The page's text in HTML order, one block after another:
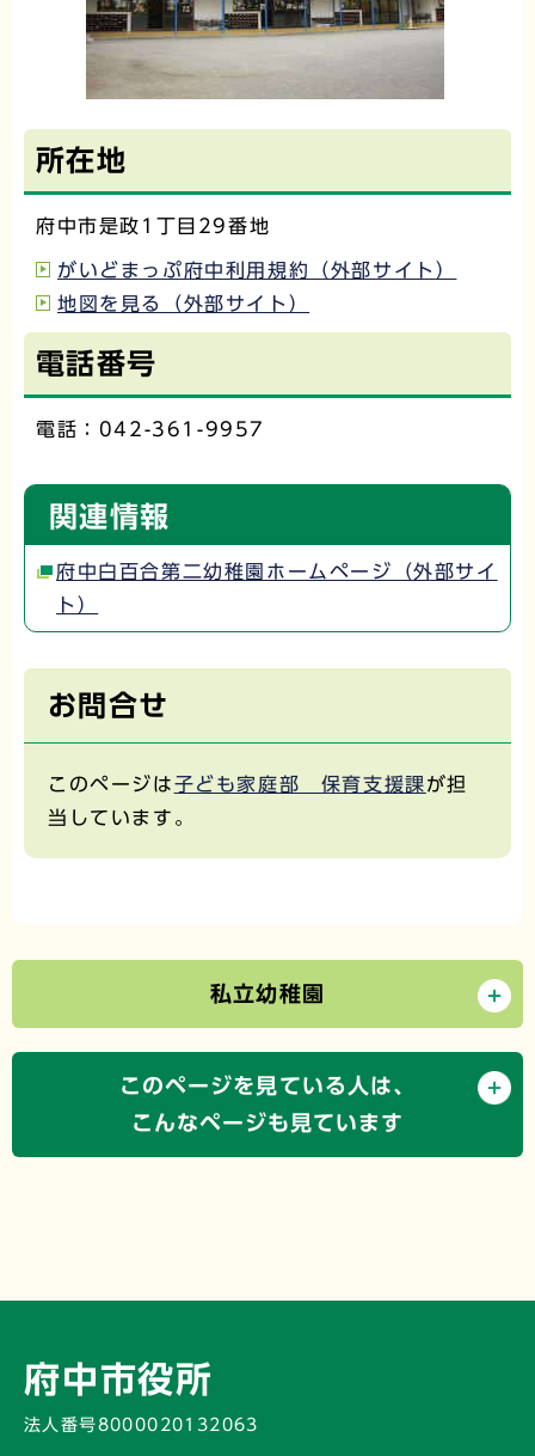
所在地
府中市是政1丁目29番地
がいどまっぷ府中利用規約（外部サイト）
地図を見る（外部サイト）
電話番号
電話：042-361-9957
関連情報
府中白百合第二幼稚園ホームページ（外部サイ
ト）
お問合せ
このページは子ども家庭部 保育支援課が担
当しています。
私立幼稚園
このページを見ている人は、
こんなページも見ています
府中市役所
法人番号8000020132063